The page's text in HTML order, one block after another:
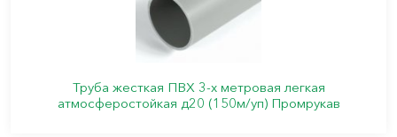
Труба жесткая ПВХ 3-х метровая легкая
атмосферостойкая д20 (150м/уп) Промрукав